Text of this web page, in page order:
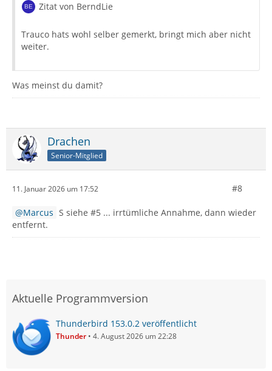
Zitat von BerndLie
Trauco hats wohl selber gemerkt, bringt mich aber nicht
weiter.
Was meinst du damit?
Drachen
Senior-Mitglied
11. Januar 2026 um 17:52 #8
Marcus S siehe #5 ... irrtümliche Annahme, dann wieder
entfernt.
Aktuelle Programmversion
Thunderbird 153.0.2 veröffentlicht
Thunder 4. August 2026 um 22:28